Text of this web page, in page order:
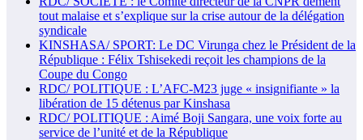
tout malaise et s’explique sur la crise autour de la délégation
syndicale
KINSHASA/ SPORT: Le DC Virunga chez le Président de la
République : Félix Tshisekedi reçoit les champions de la
Coupe du Congo
RDC/ POLITIQUE : L’AFC-M23 juge « insignifiante » la
libération de 15 détenus par Kinshasa
RDC/ POLITIQUE : Aimé Boji Sangara, une voix forte au
service de l’unité et de la République